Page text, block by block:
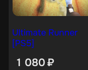
Ultimate Runner
[PS5]
1 080₽